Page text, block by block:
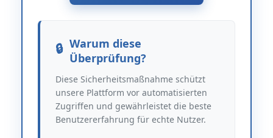
Warum diese
Überprüfung?
Diese Sicherheitsmaßnahme schützt
unsere Plattform vor automatisierten
Zugriffen und gewährleistet die beste
Benutzererfahrung für echte Nutzer.